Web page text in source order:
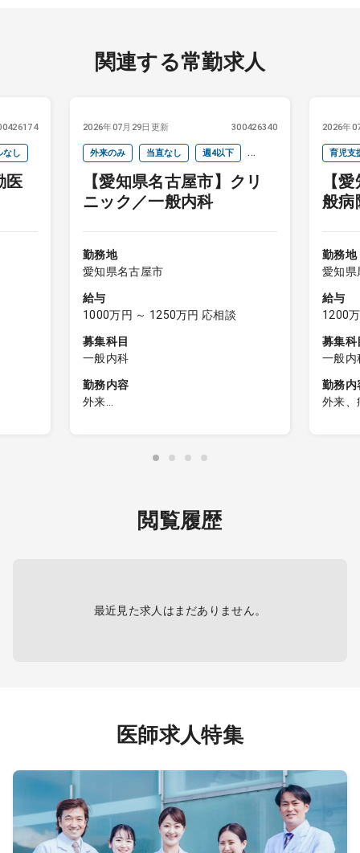
関連する常勤求人
なし
医
しの
対
2026年07月29日更新 300426340
外来のみ 当直なし 週4以下
オンコールなし
【愛知県名古屋市】クリ
ニック／一般内科
勤務地
愛知県名古屋市
給与
1000万円 ～ 1250万円 応相談
募集科目
一般内科
勤務内容
外来
祝約20～45人／日
2026年
育児支
【
般病
勤務地
愛知県
給与
1200
募集科
一般内
勤務内
外来、
閲覧履歴
最近見た求人はまだありません。
医師求人特集